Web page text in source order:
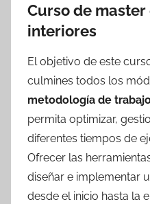
Curso de
interiores
El objetivo de este
culmines todos los
metodología de
permita optimizar,
diferentes tiempos de
Ofrecer las
diseñar e implementar
desde el inicio hasta la